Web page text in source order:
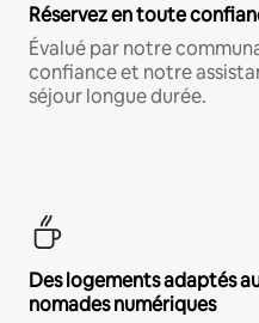
Réservez en toute
Évalué par notre
confiance et notre
séjour longue durée.
Des logements adaptés
nomades numériques